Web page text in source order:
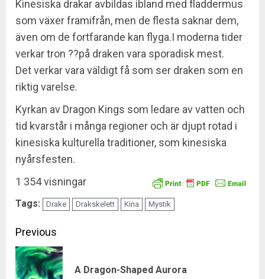
Kinesiska drakar avbildas ibland med fladdermus
som växer framifrån, men de flesta saknar dem,
även om de fortfarande kan flyga.I moderna tider
verkar tron ??på draken vara sporadisk mest.
Det verkar vara väldigt få som ser draken som en
riktig varelse.
Kyrkan av Dragon Kings som ledare av vatten och
tid kvarstår i många regioner och är djupt rotad i
kinesiska kulturella traditioner, som kinesiska
nyårsfesten.
1 354 visningar
Tags: Drake Drakskelett Kina Mystik
Continue
Reading
Previous
A Dragon-Shaped Aurora